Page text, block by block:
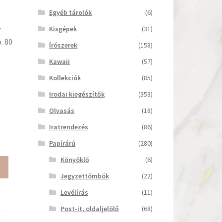
80
Egyéb tárolók
(6)
Kisgépek
(31)
Írószerek
(158)
Kawaii
(57)
Kollekciók
(85)
Irodai kiegészítők
(353)
Olvasás
(18)
Iratrendezés
(86)
Papírárú
(280)
Könyöklő
(6)
Jegyzettömbök
(22)
Levélírás
(11)
Post-it, oldaljelölő
(68)